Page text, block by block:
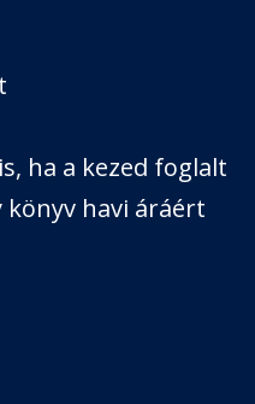
ha a kezed foglalt
könyv havi áráért